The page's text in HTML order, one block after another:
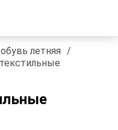
летняя /